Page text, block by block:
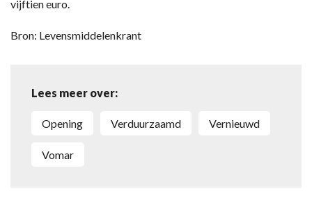
vijftien euro.
Bron: Levensmiddelenkrant
Lees meer over:
Opening Verduurzaamd Vernieuwd
Vomar